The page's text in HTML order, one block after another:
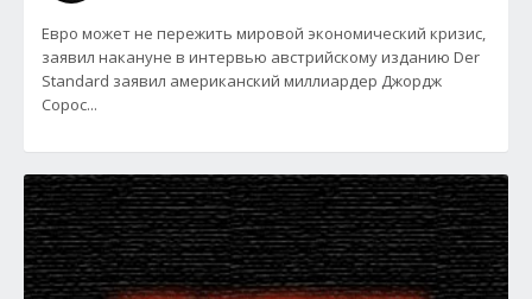
Евро может не пережить мировой экономический кризис,
заявил накануне в интервью австрийскому изданию Der
Standard заявил американский миллиардер Джордж
Сорос...